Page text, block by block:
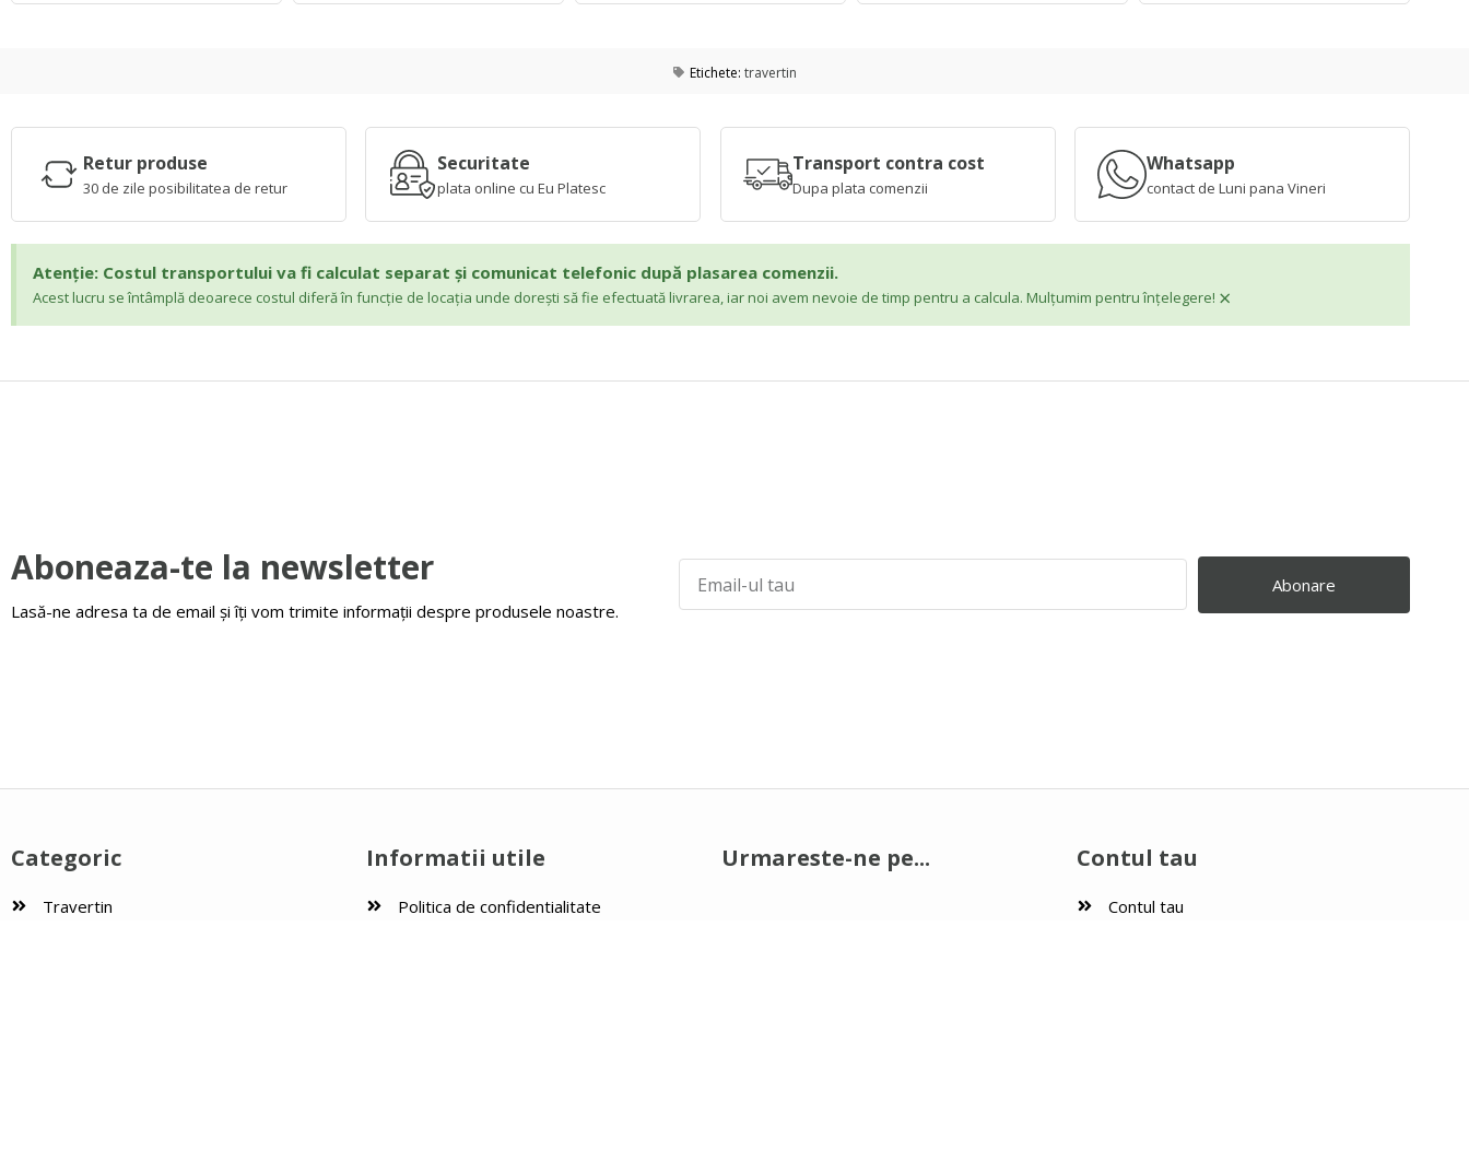
Etichete: travertin
Retur produse
30 de zile posibilitatea de retur
Securitate
plata online cu Eu Platesc
Transport contra cost
Dupa plata comenzii
Whatsapp
contact de Luni pana Vineri
Atenție: Costul transportului va fi calculat separat și comunicat telefonic după plasarea comenzii.
Acest lucru se întâmplă deoarece costul diferă în funcție de locația unde dorești să fie efectuată livrarea, iar noi avem nevoie de timp pentru a calcula. Mulțumim pentru înțelegere! ×
Aboneaza-te la newsletter
Lasă-ne adresa ta de email și îți vom trimite informații despre produsele noastre.
Abonare
Categoric
Travertin
Informatii utile
Politica de confidentialitate
Urmareste-ne pe... Contul tau
Contul tau